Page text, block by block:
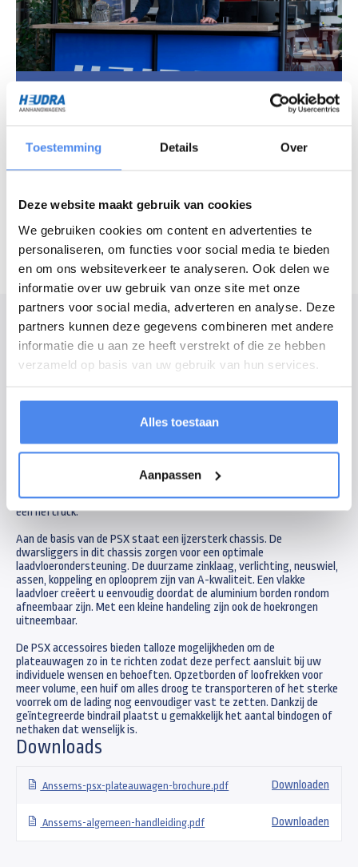
Toestemming Details Over
Deze website maakt gebruik van cookies
We gebruiken cookies om content en advertenties te
personaliseren, om functies voor social media te bieden
en om ons websiteverkeer te analyseren. Ook delen we
informatie over uw gebruik van onze site met onze
partners voor social media, adverteren en analyse. Deze
partners kunnen deze gegevens combineren met andere
informatie die u aan ze heeft verstrekt of die ze hebben
verzameld op basis van uw gebruik van hun services.
Alles toestaan
Aanpassen
Vragen over ons assortiment?
Chat met onze experts
Zaterdag
Modelomschrijving
Ontdek deAnssems PSX Go-Gettermet:
Zwarte aluminium borden
Zwarte velgen
Zwarte side skirts
Volledig LED-verlichting
Anssems ontwikkelde de PSX serie speciaal met het oog op de
wensen van de professionele gebruiker. De PSX plateauwagens
hebben een onderscheidend vermogen door een zeer royale
standaarduitrusting. De zij- en achterborden klappen volledig tot
onder de laadvloer weg wat handig is tijdens het laden en lossen met
een heftruck.
Aan de basis van de PSX staat een ijzersterk chassis. De
dwarsliggers in dit chassis zorgen voor een optimale
laadvloerondersteuning. De duurzame zinklaag, verlichting, neuswiel,
assen, koppeling en oplooprem zijn van A-kwaliteit. Een vlakke
laadvloer creëert u eenvoudig doordat de aluminium borden rondom
afneembaar zijn. Met een kleine handeling zijn ook de hoekrongen
uitneembaar.
De PSX accessoires bieden talloze mogelijkheden om de
plateauwagen zo in te richten zodat deze perfect aansluit bij uw
individuele wensen en behoeften. Opzetborden of loofrekken voor
meer volume, een huif om alles droog te transporteren of het sterke
voorrek om de lading nog eenvoudiger vast te zetten. Dankzij de
geïntegreerde bindrail plaatst u gemakkelijk het aantal bindogen of
nethaken dat wenselijk is.
Downloads
Anssems-psx-plateauwagen-brochure.pdf Downloaden
Anssems-algemeen-handleiding.pdf Downloaden